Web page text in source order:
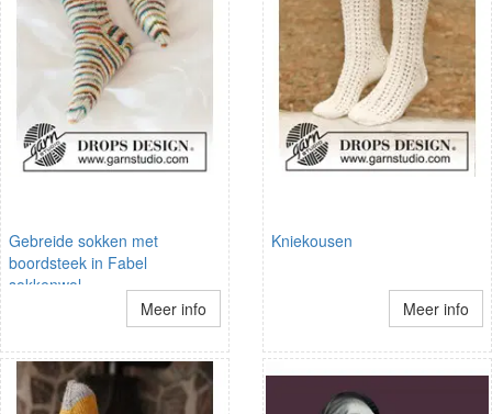
Gebreide sokken met
boordsteek in Fabel
sokkenwol
Meer info
Kniekousen
Meer info